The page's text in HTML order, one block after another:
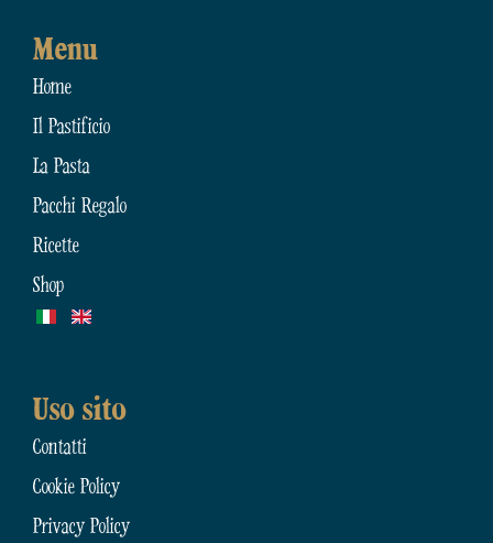
Menu
Home
Il Pastificio
La Pasta
Pacchi Regalo
Ricette
Shop
Uso sito
Contatti
Cookie Policy
Privacy Policy